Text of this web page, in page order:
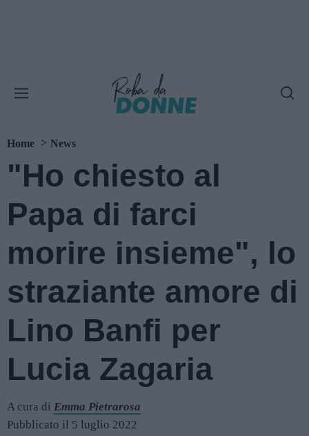
Home News
"Ho chiesto al
Papa di farci
morire insieme", lo
straziante amore di
Lino Banfi per
Lucia Zagaria
A cura di Emma Pietrarosa
Pubblicato il 5 luglio 2022